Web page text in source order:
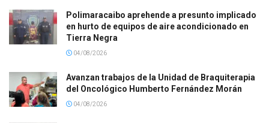
Polimaracaibo aprehende a presunto implicado
en hurto de equipos de aire acondicionado en
Tierra Negra
04/08/2026
Avanzan trabajos de la Unidad de Braquiterapia
del Oncológico Humberto Fernández Morán
04/08/2026